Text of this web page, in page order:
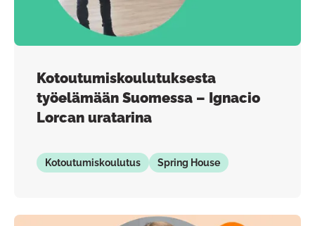
Kotoutumiskoulutuksesta
työelämään Suomessa – Ignacio
Lorcan uratarina
Kotoutumiskoulutus Spring House